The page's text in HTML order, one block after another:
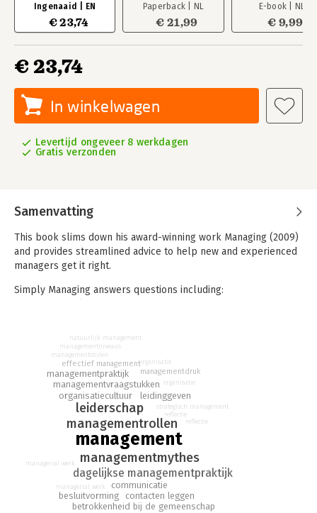
Ingenaaid | EN
€ 23,74
Paperback | NL
€ 21,99
E-book | NL
€ 9,99
€ 23,74
In winkelwagen
Levertijd ongeveer 8 werkdagen
Gratis verzonden
Samenvatting
This book slims down his award-winning work Managing (2009)
and provides streamlined advice to help new and experienced
managers get it right.
Simply Managing answers questions including:
do I get them right?
- How do I connect in a job that's intrinsically disconnected?
- How do I maintain confidence without becoming arrogant?
- What are the cornerstones of effective management?
It provides thoughtful, yet practical advice from one of the
world's most influential management thinkers.
management
managementrollen
managementmythes
leiderschap
dagelijkse managementpraktijk
communicatie
organisatiecultuur
managementvraagstukken
contacten leggen
betrokkenheid bij de gemeenschap
leidinggeven
besluitvorming
managementpraktijk
effectief management
managementdruk
strategisch management
managerial werk
organisatie
reflectie
managerial werk
managementstijlen
managementniveaus
natuurlijk management
organisatie
reflectie